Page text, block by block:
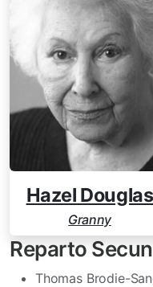
Hazel Douglas
Granny
Reparto
Thomas Brodie-